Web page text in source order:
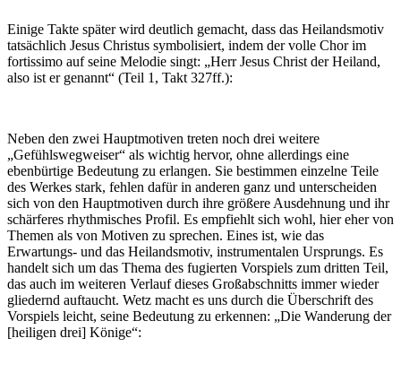
Einige Takte später wird deutlich gemacht, dass das Heilandsmotiv
tatsächlich Jesus Christus symbolisiert, indem der volle Chor im
fortissimo auf seine Melodie singt: „Herr Jesus Christ der Heiland,
also ist er genannt“ (Teil 1, Takt 327ff.):
Neben den zwei Hauptmotiven treten noch drei weitere
„Gefühlswegweiser“ als wichtig hervor, ohne allerdings eine
ebenbürtige Bedeutung zu erlangen. Sie bestimmen einzelne Teile
des Werkes stark, fehlen dafür in anderen ganz und unterscheiden
sich von den Hauptmotiven durch ihre größere Ausdehnung und ihr
schärferes rhythmisches Profil. Es empfiehlt sich wohl, hier eher von
Themen als von Motiven zu sprechen. Eines ist, wie das
Erwartungs- und das Heilandsmotiv, instrumentalen Ursprungs. Es
handelt sich um das Thema des fugierten Vorspiels zum dritten Teil,
das auch im weiteren Verlauf dieses Großabschnitts immer wieder
gliedernd auftaucht. Wetz macht es uns durch die Überschrift des
Vorspiels leicht, seine Bedeutung zu erkennen: „Die Wanderung der
[heiligen drei] Könige“: